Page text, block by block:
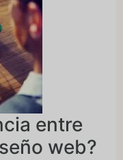
entre
web?